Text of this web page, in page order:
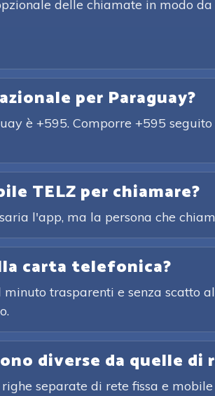
delle chiamate in modo
per Paraguay?
è +595. Comporre +595
TELZ per chiamare?
l'app, ma la persona che
carta telefonica?
minuto trasparenti e senza
diverse da quelle di
righe separate di rete fissa e